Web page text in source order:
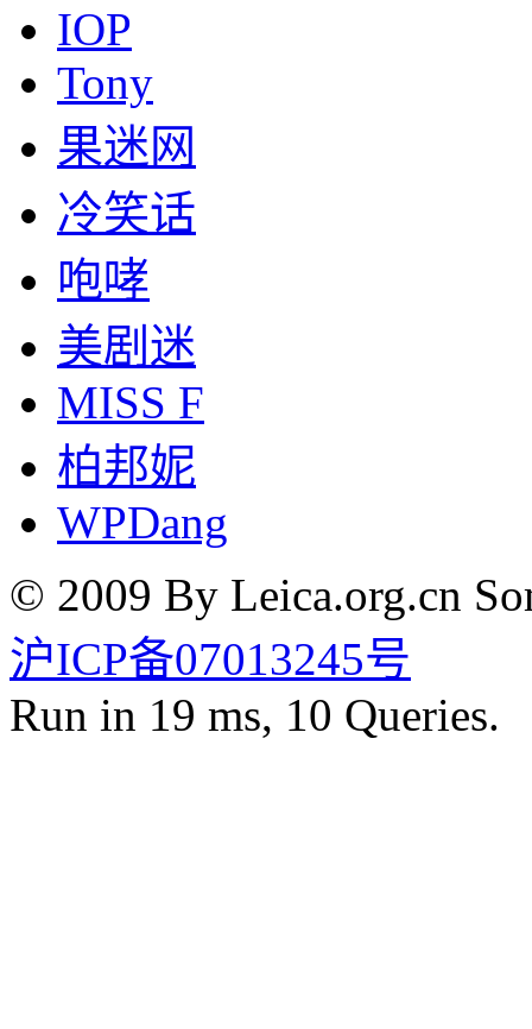
IOP
Tony
果迷网
冷笑话
咆哮
美剧迷
MISS F
柏邦妮
WPDang
© 2009 By Leica.org.cn
沪ICP备07013245号
Run in 19 ms, 10 Queries.